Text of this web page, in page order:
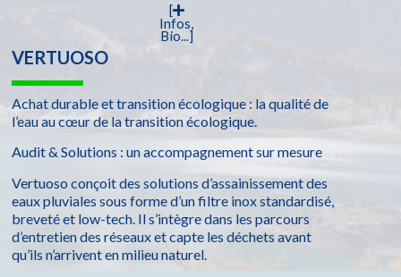
[
Infos,
Bio...]
VERTUOSO
Achat durable et transition écologique : la qualité de
l’eau au cœur de la transition écologique.
Audit & Solutions : un accompagnement sur mesure
Vertuoso conçoit des solutions d’assainissement des
eaux pluviales sous forme d’un filtre inox standardisé,
breveté et low-tech. Il s’intègre dans les parcours
d’entretien des réseaux et capte les déchets avant
qu’ils n’arrivent en milieu naturel.